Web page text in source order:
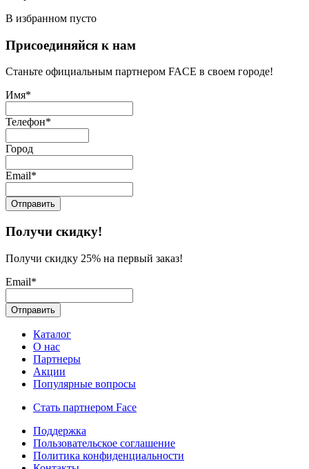
В избранном пусто
Присоединяйся к нам
Станьте официальным партнером FACE в своем городе!
Имя*
Телефон*
Город
Email*
Получи скидку!
Получи скидку 25% на первый заказ!
Email*
Каталог
О нас
Партнеры
Акции
Популярные вопросы
Стать партнером Face
Поддержка
Пользовательское соглашение
Политика конфиденциальности